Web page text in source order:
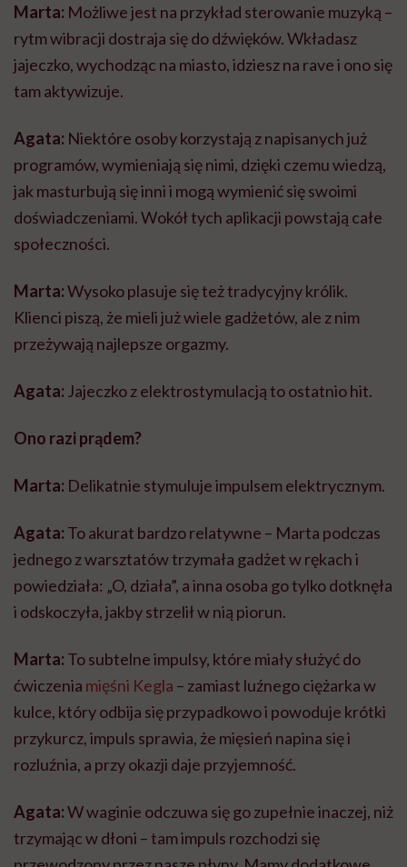
Marta: Możliwe jest na przykład sterowanie muzyką –
rytm wibracji dostraja się do dźwięków. Wkładasz
jajeczko, wychodząc na miasto, idziesz na rave i ono się
tam aktywizuje.
Agata: Niektóre osoby korzystają z napisanych już
programów, wymieniają się nimi, dzięki czemu wiedzą,
jak masturbują się inni i mogą wymienić się swoimi
doświadczeniami. Wokół tych aplikacji powstają całe
społeczności.
Marta:Wysoko plasuje się też tradycyjny królik.
Klienci piszą, że mieli już wiele gadżetów, ale z nim
przeżywają najlepsze orgazmy.
Agata: Jajeczko z elektrostymulacją to ostatnio hit.
Ono razi prądem?
Marta: Delikatnie stymuluje impulsem elektrycznym.
Agata: To akurat bardzo relatywne – Marta podczas
jednego z warsztatów trzymała gadżet w rękach i
powiedziała: „O, działa”, a inna osoba go tylko dotknęła
i odskoczyła, jakby strzelił w nią piorun.
Marta: To subtelne impulsy, które miały służyć do
ćwiczenia mięśni Kegla – zamiast luźnego ciężarka w
kulce, który odbija się przypadkowo i powoduje krótki
przykurcz, impuls sprawia, że mięsień napina się i
rozluźnia, a przy okazji daje przyjemność.
Agata:W waginie odczuwa się go zupełnie inaczej, niż
trzymając w dłoni – tam impuls rozchodzi się